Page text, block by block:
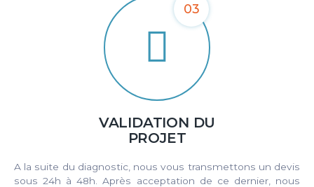
03
VALIDATION DU
PROJET
A la suite du diagnostic, nous vous transmettons un devis
sous 24h à 48h. Après acceptation de ce dernier, nous